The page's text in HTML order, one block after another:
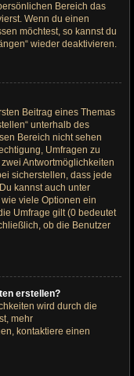
Bereich das
Wenn du einen
möchtest, so kannst du
wieder deaktivieren.
Beitrag eines Themas
unterhalb des
Bereich nicht sehen
Umfragen zu
Antwortmöglichkeiten
sicherstellen, dass jede
kannst auch unter
viele Optionen ein
Umfrage gilt (0 bedeutet
ob die Benutzer
erstellen?
wird durch die
mehr
kontaktiere einen